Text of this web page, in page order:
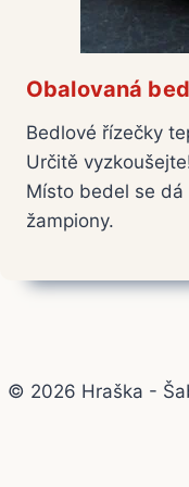
Obalovaná
Bedlové řízečky
Určitě
Místo bedel se
žampiony.
© 2026 Hraška -